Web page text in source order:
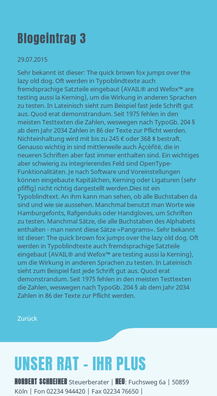
Blogeintrag 3
29.07.2015
Sehr bekannt ist dieser: The quick brown fox jumps over the
lazy old dog. Oft werden in Typoblindtexte auch
fremdsprachige Satzteile eingebaut (AVAIL® and Wefox™ are
testing aussi la Kerning), um die Wirkung in anderen Sprachen
zu testen. In Lateinisch sieht zum Beispiel fast jede Schrift gut
aus. Quod erat demonstrandum. Seit 1975 fehlen in den
meisten Testtexten die Zahlen, weswegen nach TypoGb. 204 §
ab dem Jahr 2034 Zahlen in 86 der Texte zur Pflicht werden.
Nichteinhaltung wird mit bis zu 245 € oder 368 $ bestraft.
Genauso wichtig in sind mittlerweile auch Âçcèñtë, die in
neueren Schriften aber fast immer enthalten sind. Ein wichtiges
aber schwierig zu integrierendes Feld sind OpenType-
Funktionalitäten. Je nach Software und Voreinstellungen
können eingebaute Kapitälchen, Kerning oder Ligaturen (sehr
pfiffig) nicht richtig dargestellt werden.Dies ist ein
Typoblindtext. An ihm kann man sehen, ob alle Buchstaben da
sind und wie sie aussehen. Manchmal benutzt man Worte wie
Hamburgefonts, Rafgenduks oder Handgloves, um Schriften
zu testen. Manchmal Sätze, die alle Buchstaben des Alphabets
enthalten - man nennt diese Sätze »Pangrams«. Sehr bekannt
ist dieser: The quick brown fox jumps over the lazy old dog. Oft
werden in Typoblindtexte auch fremdsprachige Satzteile
eingebaut (AVAIL® and Wefox™ are testing aussi la Kerning),
um die Wirkung in anderen Sprachen zu testen. In Lateinisch
sieht zum Beispiel fast jede Schrift gut aus. Quod erat
demonstrandum. Seit 1975 fehlen in den meisten Testtexten
die Zahlen, weswegen nach TypoGb. 204 § ab dem Jahr 2034
Zahlen in 86 der Texte zur Pflicht werden.
Zurück
UNSER RAT - IHR PLUS
NORBERT SCHREINERSteuerberater | NEU: Fuchsweg 6a | 50859
Köln | Fon 02234 944420 | Fax 02234 76650 |